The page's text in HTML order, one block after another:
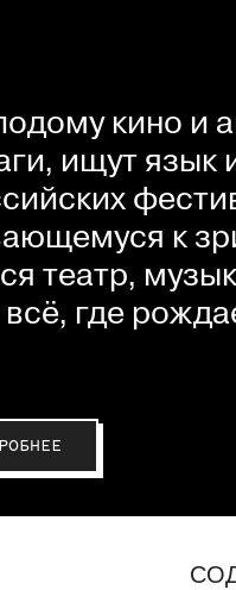
кино и
ищут язык
к
театр,
где